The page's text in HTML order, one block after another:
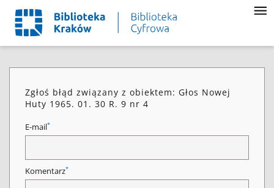
Zgłoś błąd związany z obiektem: Głos Nowej
Huty 1965. 01. 30 R. 9 nr 4
E-mail*
Komentarz*